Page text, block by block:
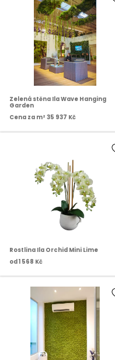
Zelená stěna Ila Wave Hanging
Garden
Cena za m² 35 937 Kč
Rostlina Ila Orchid Mini Lime
od1 568 Kč